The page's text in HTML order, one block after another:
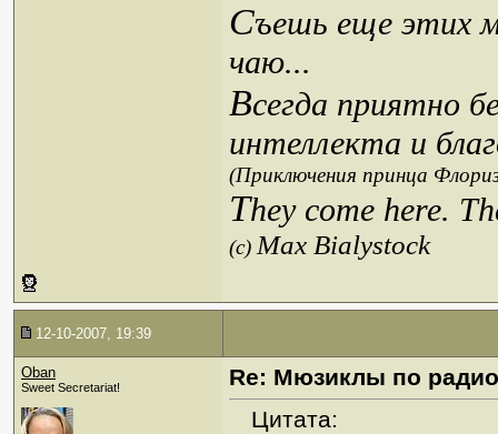
Съешь еще этих
чаю...
Всегда приятно
интеллекта и
(Приключения принца
They come here.
(c)Max Bialystock
12-10-2007, 19:39
Oban
Sweet Secretariat!
Re: Мюзиклы по радио
Цитата: